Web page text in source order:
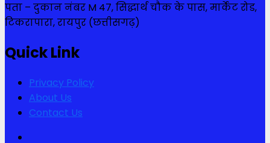
पता – दुकान नंबर M 47, सिद्धार्थ चौक के पास, मार्केट रोड,
टिकरापारा, रायपुर (छत्तीसगढ़)
Quick Link
Privacy Policy
About Us
Contact Us